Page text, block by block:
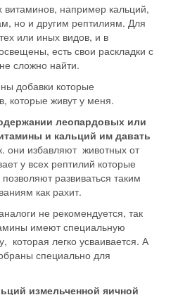
витаминов, например кальций,
но и другим рептилиям. Для
или иных видов, и в
есть свои раскладки с
сложно найти.
добавки которые
которые живут у меня.
леопардовых или
и кальций им давать
они избавляют животных от
у всех рептилий которые
развиваться таким
как рахит.
не рекомендуется, так
имеют специальную
которая легко усваивается. А
специально для
измельченной яичной